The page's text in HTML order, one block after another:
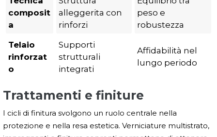
composit
a
alleggerita con
rinforzi
peso e
robustezza
Telaio
rinforzat
o
Supporti
strutturali
integrati
Affidabilità nel
lungo periodo
Trattamenti e finiture
I cicli di finitura svolgono un ruolo centrale nella
protezione e nella resa estetica. Verniciature multistrato,